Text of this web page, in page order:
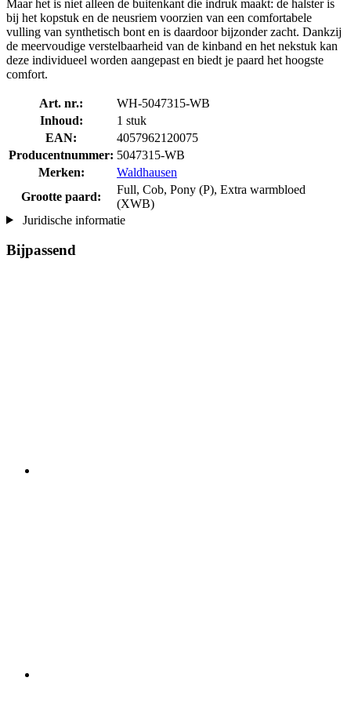
Maar het is niet alleen de buitenkant die indruk maakt: de halster is
bij het kopstuk en de neusriem voorzien van een comfortabele
vulling van synthetisch bont en is daardoor bijzonder zacht. Dankzij
de meervoudige verstelbaarheid van de kinband en het nekstuk kan
deze individueel worden aangepast en biedt je paard het hoogste
comfort.
Art. nr.:
WH-5047315-WB
Inhoud:
1 stuk
EAN:
4057962120075
Producentnummer: 5047315-WB
Merken:
Waldhausen
Grootte paard:
Full, Cob, Pony (P), Extra warmbloed
(XWB)
Juridische informatie
Bijpassend